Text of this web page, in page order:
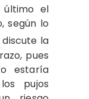
último el
según lo
discute la
pues
estaría
pujos